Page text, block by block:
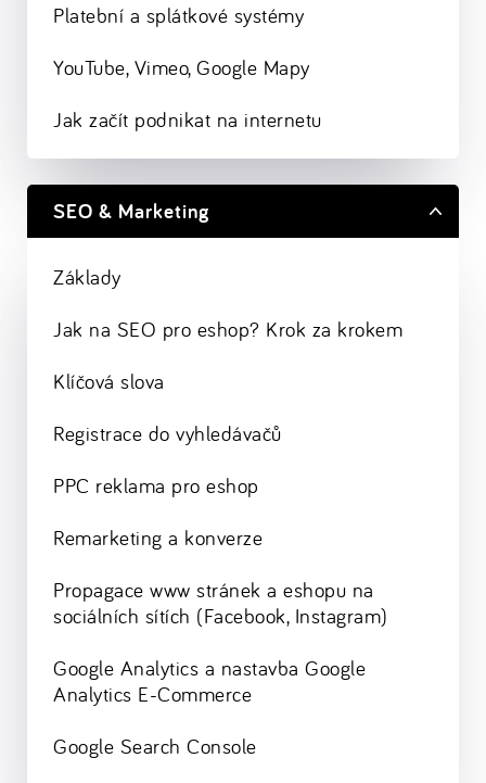
Platební a splátkové systémy
YouTube, Vimeo, Google Mapy
Jak začít podnikat na internetu
SEO & Marketing
Základy
Jak na SEO pro eshop? Krok za krokem
Klíčová slova
Registrace do vyhledávačů
PPC reklama pro eshop
Remarketing a konverze
Propagace www stránek a eshopu na
sociálních sítích (Facebook, Instagram)
Google Analytics a nastavba Google
Analytics E-Commerce
Google Search Console